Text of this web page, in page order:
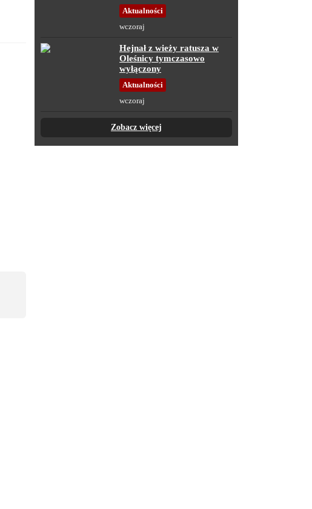
Aktualności
wczoraj
Hejnał z wieży ratusza w
Oleśnicy tymczasowo
wyłączony
Aktualności
wczoraj
Zobacz więcej